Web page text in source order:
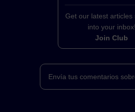
Get our latest articles
into your inbox!
Join Club
Envía tus comentarios